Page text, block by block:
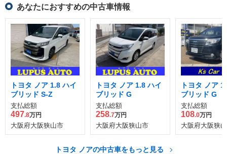
あなたにおすすめの中古車情報
トヨタ ノア 1.8 ハイ
ブリッド S-Z
支払総額
497.8万円
大阪府大阪狭山市
トヨタ ノア 1.8 ハイ
ブリッド G
支払総額
258.7万円
大阪府大阪狭山市
トヨタ ノア
ブリッド G
支払総額
108.0万円
大阪府大阪狭
トヨタ ノアの中古車をもっと見る